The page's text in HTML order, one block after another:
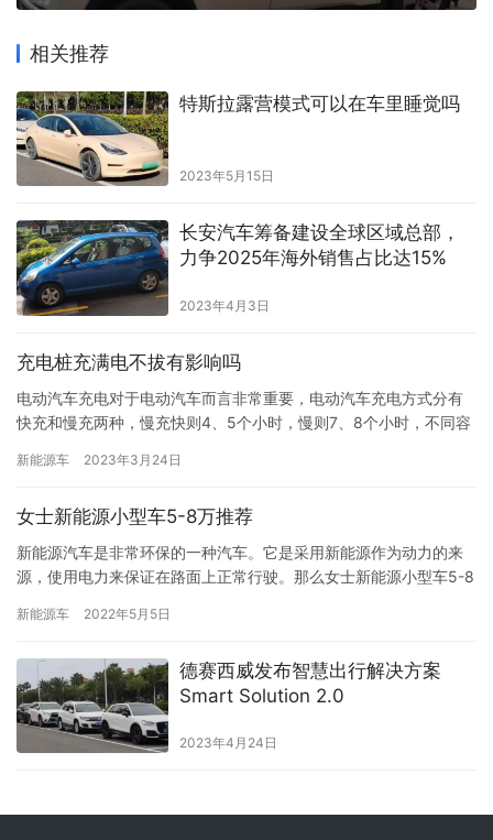
相关推荐
特斯拉露营模式可以在车里睡觉吗
2023年5月15日
长安汽车筹备建设全球区域总部，
力争2025年海外销售占比达15%
2023年4月3日
充电桩充满电不拔有影响吗
电动汽车充电对于电动汽车而言非常重要，电动汽车充电方式分有
快充和慢充两种，慢充快则4、5个小时，慢则7、8个小时，不同容
充电桩充满电不拔是不会对电动汽车有影响的。 因为车上的充电控
这时充电桩发出的电流就不会在持续的充入电瓶，这是一种自动保
护机…
新能源车 2023年3月24日
女士新能源小型车5-8万推荐
新能源汽车是非常环保的一种汽车。它是采用新能源作为动力的来
源，使用电力来保证在路面上正常行驶。那么女士新能源小型车5-8
不开的就是销量已经销售超77W辆的宏光MINIEV，这里我更推荐配
厢车，拥有时尚款、臻享款、夹心款，续航有1…
新能源车 2022年5月5日
德赛西威发布智慧出行解决方案
Smart Solution 2.0
2023年4月24日